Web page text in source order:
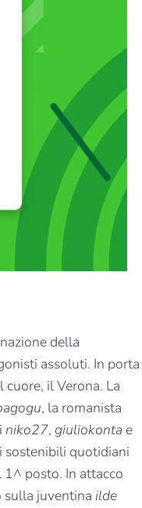
della
assoluti. In porta
il Verona. La
, la romanista
niko27, giuliokonta e
sostenibili quotidiani
posto. In attacco
sulla juventina ilde